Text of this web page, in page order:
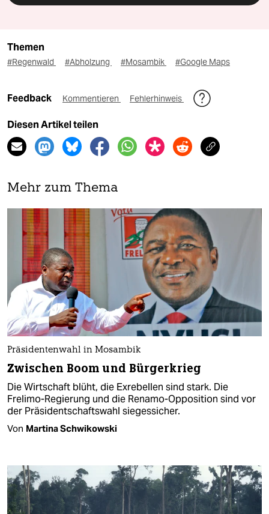
Themen
#Regenwald #Abholzung #Mosambik #Google Maps
Feedback Kommentieren Fehlerhinweis
Diesen Artikel teilen
Mehr zum Thema
Präsidentenwahl in Mosambik
Zwischen Boom und Bürgerkrieg
Die Wirtschaft blüht, die Exrebellen sind stark. Die
Frelimo-Regierung und die Renamo-Opposition sind vor
der Präsidentschaftswahl siegessicher.
Von Martina Schwikowski